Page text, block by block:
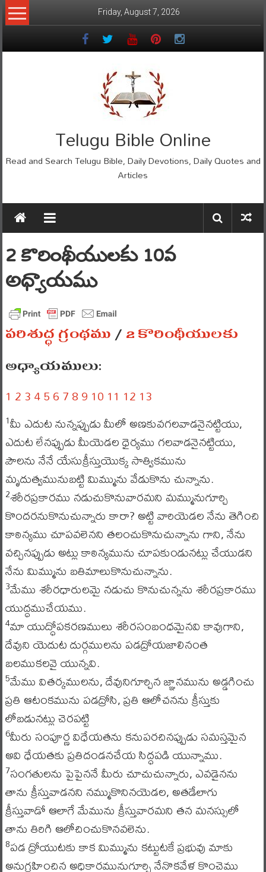
Skip
to
Friday, August 7, 2026
Telugu Bible Online
Read and Search Telugu Bible, Daily Devotions, Daily Quotes and
Articles
2 కొరింథీయులకు 10వ
అధ్యాయము
పరిశుద్ధ గ్రంథము/2 కొరింథీయులకు
అధ్యాయములు:
1 23456789 10 11 12 13
1మీ ఎదుట నున్నప్పుడు మీలో అణకువగలవాడనైనట్టియు,
ఎదుట లేనప్పుడు మీయెడల ధైర్యము గలవాడనైనట్టియు,
పౌలను నేనే యేసుక్రీస్తుయొక్క సాత్వికమును
మృదుత్వమునుబట్టి మిమ్మును వేడుకొను చున్నాను.
2శరీరప్రకారము నడుచుకొనువారమని మమ్మునుగూర్చి
కొందరనుకొనుచున్నారు కారా? అట్టి వారియెడల నేను తెగించి
కాఠిన్యము చూపవలెనని తలంచుకొనుచున్నాను గాని, నేను
వచ్చినప్పుడు అట్లు కాఠిన్యమును చూపకుండునట్లు చేయుడని
నేను మిమ్మును బతిమాలుకొనుచున్నాను.
3మేము శరీరధారులమై నడుచు కొనుచున్నను శరీరప్రకారము
యుద్ధముచేయము.
4మా యుద్ధోపకరణములు శరీరసంబంధమైనవి కావుగాని,
దేవుని యెదుట దుర్గములను పడద్రోయజాలినంత
బలముకలవై యున్నవి.
5మేము వితర్కములను, దేవునిగూర్చిన జ్ఞానమును అడ్డగించు
ప్రతి ఆటంకమును పడద్రోసి, ప్రతి ఆలోచనను క్రీస్తుకు
లోబడునట్లు చెరపట్టి
6మీరు సంపూర్ణ విధేయతను కనుపరచినప్పుడు సమస్తమైన
అవి ధేయతకు ప్రతిదండనచేయ సిద్ధపడి యున్నాము.
7సంగతులను పైపైననే మీరు చూచుచున్నారు, ఎవడైనను
తాను క్రీస్తువాడనని నమ్ముకొనినయెడల, అతడేలాగు
క్రీస్తువాడో ఆలాగే మేమును క్రీస్తువారమని తన మనస్సులో
తాను తిరిగి ఆలోచించుకొనవలెను.
8పడ ద్రోయుటకు కాక మిమ్మును కట్టుటకే ప్రభువు మాకు
అనుగ్రహించిన అధికారమునుగూర్చి నేనొకవేళ కొంచెము